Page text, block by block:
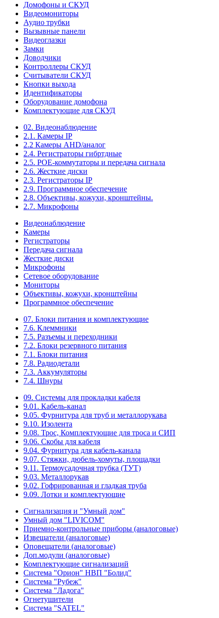
Домофоны и СКУД
Видеомониторы
Аудио трубки
Вызывные панели
Видеоглазки
Замки
Доводчики
Контроллеры СКУД
Считыватели СКУД
Кнопки выхода
Идентификаторы
Оборудование домофона
Комплектующие для СКУД
02. Видеонаблюдение
2.1. Камеры IP
2.2 Камеры AHD/аналог
2.4. Регистраторы гибртдные
2.5. РОЕ-коммутаторы и передача сигнала
2.6. Жесткие диски
2.3. Регистраторы IP
2.9. Программное обеспечение
2.8. Объективы, кожухи, кронштейны.
2.7. Микрофоны
Видеонаблюдение
Камеры
Регистраторы
Передача сигнала
Жесткие диски
Микрофоны
Сетевое оборудование
Мониторы
Объективы, кожухи, кронштейны
Программное обеспечение
07. Блоки питания и комплектующие
7.6. Клеммники
7.5. Разъемы и переходники
7.2. Блоки резервного питания
7.1. Блоки питания
7.8. Радиодетали
7.3. Аккумуляторы
7.4. Шнуры
09. Системы для прокладки кабеля
9.01. Кабель-канал
9.05. Фурнитура для труб и металлорукава
9.10. Изолента
9.08. Трос, Комплектующие для троса и СИП
9.06. Скобы для кабеля
9.04. Фурнитура для кабель-канала
9.07. Стяжки, дюбель-хомуты, площадки
9.11. Термоусадочная трубка (ТУТ)
9.03. Металлорукав
9.02. Гофрированная и гладкая труба
9.09. Лотки и комплектующие
Сигнализация и "Умный дом"
Умный дом "LIVICOM"
Приемно-контрольные приборы (аналоговые)
Извещатели (аналоговые)
Оповещатели (аналоговые)
Доп.модули (аналоговые)
Комплектующие сигнализаций
Система "Орион" НВП "Болид"
Система "Рубеж"
Система "Ладога"
Огнетушители
Система "SATEL"